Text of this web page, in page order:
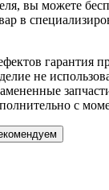
вы можете
в
гарантия
не
с